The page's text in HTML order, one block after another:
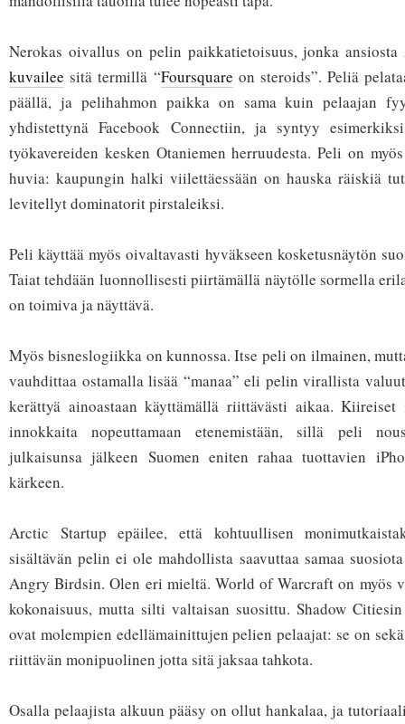
Nerokas oivallus on pelin paikkatietoisuus, jonka
kuvailee sitä termillä “Foursquare on steroids”. Peliä
päällä, ja pelihahmon paikka on sama kuin pelaajan
yhdistettynä Facebook Connectiin, ja syntyy
työkavereiden kesken Otaniemen herruudesta. Peli on
huvia: kaupungin halki viilettäessään on hauska räiskiä
levitellyt dominatorit pirstaleiksi.
Peli käyttää myös oivaltavasti hyväkseen kosketusnäytön
Taiat tehdään luonnollisesti piirtämällä näytölle sormella
on toimiva ja näyttävä.
Myös bisneslogiikka on kunnossa. Itse peli on ilmainen,
vauhdittaa ostamalla lisää “manaa” eli pelin virallista
kerättyä ainoastaan käyttämällä riittävästi aikaa.
innokkaita nopeuttamaan etenemistään, sillä peli
julkaisunsa jälkeen Suomen eniten rahaa tuottavien
kärkeen.
Arctic Startup epäilee, että kohtuullisen
sisältävän pelin ei ole mahdollista saavuttaa samaa
Angry Birdsin. Olen eri mieltä. World of Warcraft on myös
kokonaisuus, mutta silti valtaisan suosittu. Shadow
ovat molempien edellämainittujen pelien pelaajat: se on
riittävän monipuolinen jotta sitä jaksaa tahkota.
Osalla pelaajista alkuun pääsy on ollut hankalaa, ja